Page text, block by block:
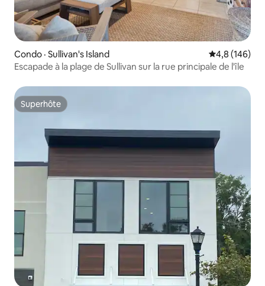
Condo · Sullivan's Island Note
4,8 (146)
Escapade à la plage de Sullivan sur la rue principale de l'île
Superhôte
Superhôte